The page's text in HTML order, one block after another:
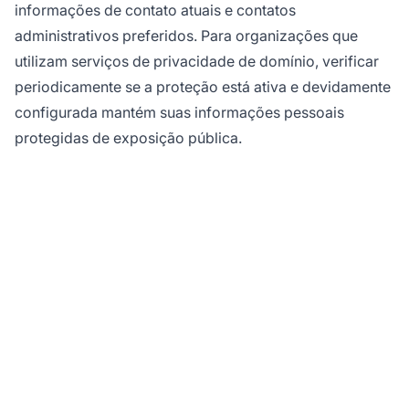
informações de contato atuais e contatos
administrativos preferidos. Para organizações que
utilizam serviços de privacidade de domínio, verificar
periodicamente se a proteção está ativa e devidamente
configurada mantém suas informações pessoais
protegidas de exposição pública.